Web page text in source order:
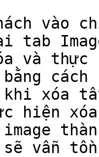
vào
tab
và
cách
khi xóa
hiện
sẽ vẫn